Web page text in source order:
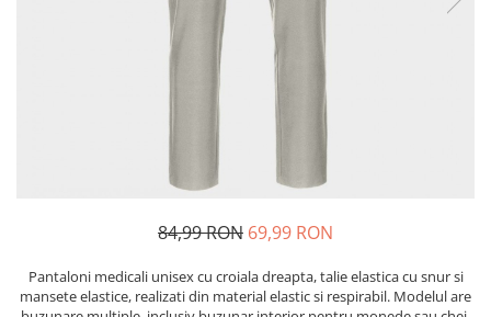
Seturi de scris Premium
Rezerve instrumente scris
Echipamente medicale
Accesorii pentru protectia capului
Ochelari de protectie si viziere
Sepci, caciuli si esarfe
Pachete promotionale
Accesorii pentru protectia muncii
Suporturi si huse telefoane &
84,99 RON 69,99 RON
Pantaloni medicali unisex cu croiala dreapta, talie elastica cu snur si
mansete elastice, realizati din material elastic si respirabil. Modelul are